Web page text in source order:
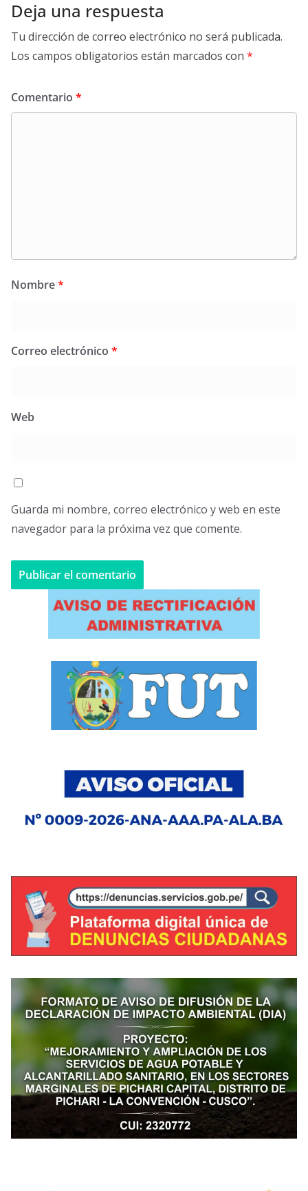
Deja una respuesta
Tu dirección de correo electrónico no será publicada.
Los campos obligatorios están marcados con *
Comentario *
Nombre*
Correo electrónico *
Web
Guarda mi nombre, correo electrónico y web en este
navegador para la próxima vez que comente.